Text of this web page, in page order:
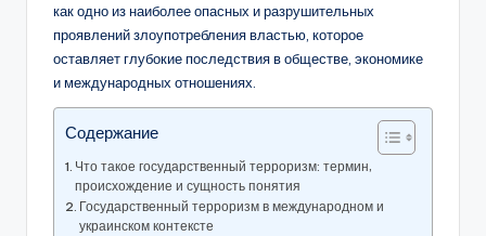
как одно из наиболее опасных и разрушительных
проявлений злоупотребления властью, которое
оставляет глубокие последствия в обществе, экономике
и международных отношениях.
Содержание
Что такое государственный терроризм: термин,
происхождение и сущность понятия
Государственный терроризм в международном и
украинском контексте